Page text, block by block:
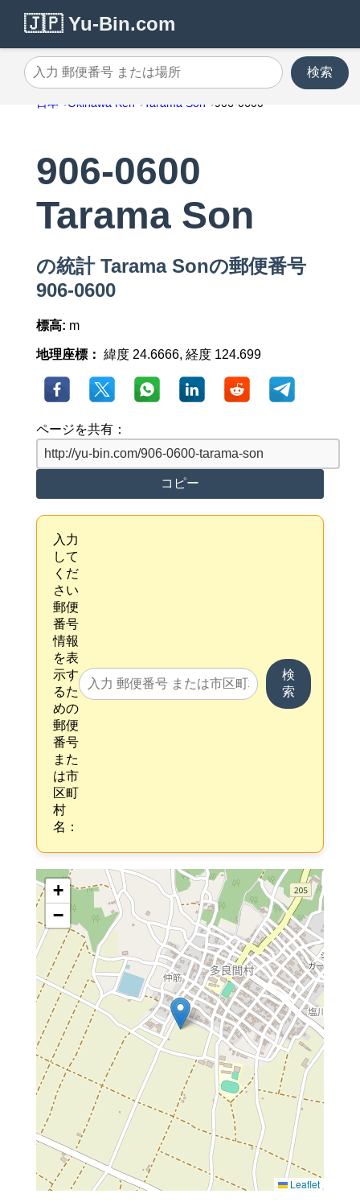
🇯🇵 Yu-Bin.com
入力 郵便番号 または場所
検索
日本 Okinawa Ken Tarama Son 906-0600
906-0600
Tarama Son
の統計 Tarama Sonの郵便番号
906-0600
標高: m
地理座標： 緯度 24.6666, 経度 124.699
ページを共有：
コピー
入力
して
くだ
さい
郵便
番号
情報
を表
示す
るた
めの
郵便
番号
また
は市
区町
村
名：
検
索
+
−
Leaflet